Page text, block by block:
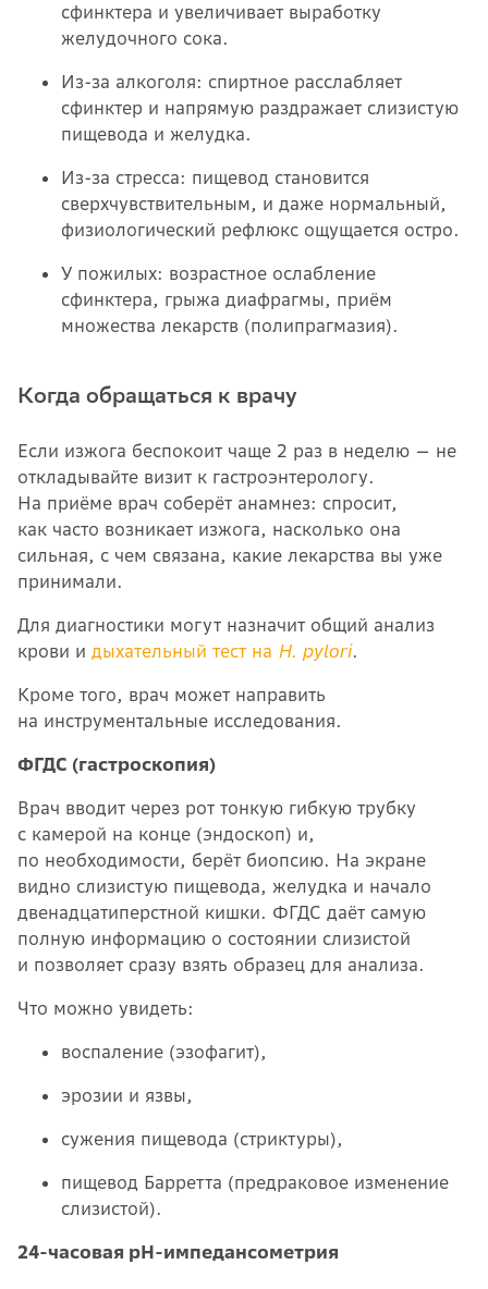
сфинктера и увеличивает выработку
желудочного сока.
Из-за алкоголя: спиртное расслабляет
сфинктер и напрямую раздражает слизистую
пищевода и желудка.
Из-за стресса: пищевод становится
сверхчувствительным, и даже нормальный,
физиологический рефлюкс ощущается остро.
У пожилых: возрастное ослабление
сфинктера, грыжа диафрагмы, приём
множества лекарств (полипрагмазия).
Когда обращаться к врачу
Если изжога беспокоит чаще 2 раз в неделю — не
откладывайте визит к гастроэнтерологу.
На приёме врач соберёт анамнез: спросит,
как часто возникает изжога, насколько она
сильная, с чем связана, какие лекарства вы уже
принимали.
Для диагностики могут назначит общий анализ
крови и дыхательный тест на H. pylori.
Кроме того, врач может направить
на инструментальные исследования.
ФГДС (гастроскопия)
Врач вводит через рот тонкую гибкую трубку
с камерой на конце (эндоскоп) и,
по необходимости, берёт биопсию. На экране
видно слизистую пищевода, желудка и начало
двенадцатиперстной кишки. ФГДС даёт самую
полную информацию о состоянии слизистой
и позволяет сразу взять образец для анализа.
Что можно увидеть:
воспаление (эзофагит),
эрозии и язвы,
сужения пищевода (стриктуры),
пищевод Барретта (предраковое изменение
слизистой).
24-часовая pH-импедансометрия